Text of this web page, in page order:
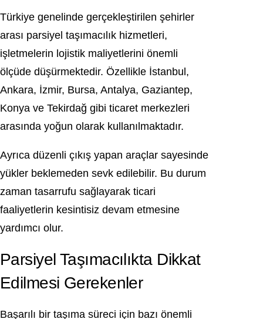
Türkiye genelinde gerçekleştirilen şehirler
arası parsiyel taşımacılık hizmetleri,
işletmelerin lojistik maliyetlerini önemli
ölçüde düşürmektedir. Özellikle İstanbul,
Ankara, İzmir, Bursa, Antalya, Gaziantep,
Konya ve Tekirdağ gibi ticaret merkezleri
arasında yoğun olarak kullanılmaktadır.
Ayrıca düzenli çıkış yapan araçlar sayesinde
yükler beklemeden sevk edilebilir. Bu durum
zaman tasarrufu sağlayarak ticari
faaliyetlerin kesintisiz devam etmesine
yardımcı olur.
Parsiyel Taşımacılıkta Dikkat
Edilmesi Gerekenler
Başarılı bir taşıma süreci için bazı önemli